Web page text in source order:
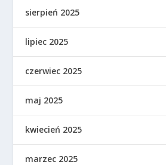
sierpień 2025
lipiec 2025
czerwiec 2025
maj 2025
kwiecień 2025
marzec 2025